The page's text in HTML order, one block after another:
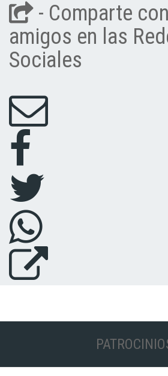
- Comparte
amigos en las
Sociales